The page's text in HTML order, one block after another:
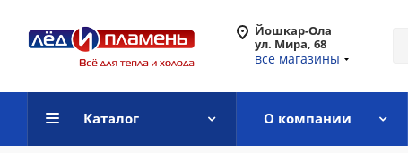
Йошкар-Ола
ул. Мира, 68
все магазины
Каталог О компании